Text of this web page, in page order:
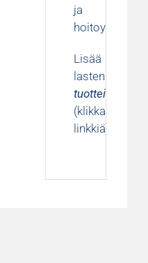
ja
Lisää
lasten
tuotteita
(klikkaa
linkkiä)